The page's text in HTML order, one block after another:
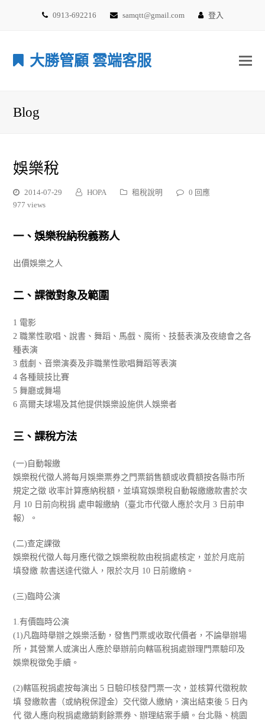
0913-692216 samqtt@gmail.com 登入
大勝管顧 雲端客服
Blog
娛樂稅
2014-07-29 HOPA 租稅說明
0 回應
977 views
一、娛樂稅納稅義務人
出價娛樂之人
二、課徵對象及範圍
1 電影
2 職業性歌唱、說書、舞蹈、馬戲、魔術、技藝表演及夜總會之各
種表演
3 戲劇、音樂演奏及非職業性歌唱舞蹈等表演
4 各種競技比賽
5 舞廳或舞場
6 高爾夫球場及其他提供娛樂設施供人娛樂者
三、課稅方法
(一)自動報繳
娛樂稅代徵人將每月娛樂票券之門票銷售額或收費額按各縣市所
規定之徵 收率計算應納稅額，並填寫娛樂稅自動報繳繳款書於次
月 10 日前向稅捐 處申報繳納（臺北市代徵人應於次月 3 日前申
報）。
(二)查定課徵
娛樂稅代徵人每月應代徵之娛樂稅款由稅捐處核定，並於月底前
填發繳 款書送達代徵人，限於次月 10 日前繳納。
(三)臨時公演
1.有價臨時公演
(1)凡臨時舉辦之娛樂活動，發售門票或收取代價者，不論舉辦場
所，其營業人或演出人應於舉辦前向轄區稅捐處辦理門票驗印及
娛樂稅徵免手續。
(2)轄區稅捐處按每演出 5 日驗印核發門票一次，並核算代徵稅款
填 發繳款書（或納稅保證金）交代徵人繳納，演出結束後 5 日內
代 徵人應向稅捐處繳銷剩餘票券、辦理結案手續。台北縣、桃園